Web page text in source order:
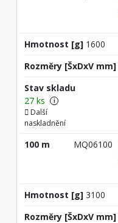
Hmotnost [g] 1600
Rozměry [ŠxDxV mm]
Stav skladu
27 ks
i
Další
naskladnění
100 m MQ06100
Hmotnost [g] 3100
Rozměry [ŠxDxV mm]